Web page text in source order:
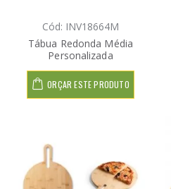
Cód: INV18664M
Tábua Redonda Média
Personalizada
ORÇAR ESTE PRODUTO